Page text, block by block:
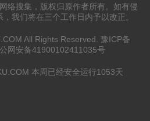
络搜集，版权归原作者所有。如有侵
我们将在三个工作日内予以改正。
All Rights Reserved. 豫ICP备
网安备41900102411035号
本周已经安全运行1053天